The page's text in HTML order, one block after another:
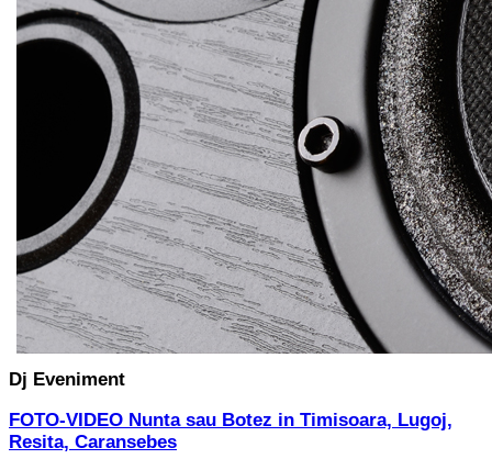
Dj Eveniment
FOTO-VIDEO Nunta sau Botez in Timisoara, Lugoj,
Resita, Caransebes